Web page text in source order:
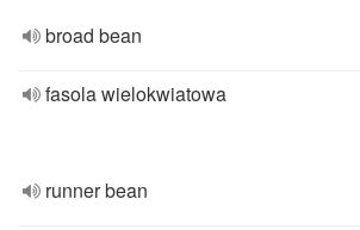
broad bean
fasola wielokwiatowa
runner bean